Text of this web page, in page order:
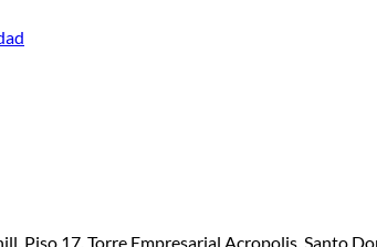
Piso 17, Torre Empresarial Acropolis, Santo